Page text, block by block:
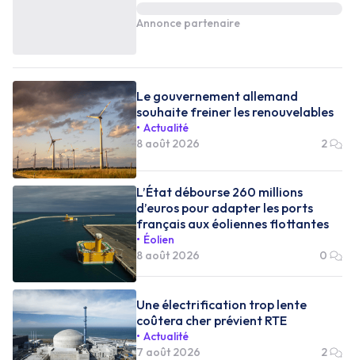
Annonce partenaire
Le gouvernement allemand
souhaite freiner les renouvelables
Actualité
8 août 2026
2
L’État débourse 260 millions
d’euros pour adapter les ports
français aux éoliennes flottantes
Éolien
8 août 2026
0
Une électrification trop lente
coûtera cher prévient RTE
Actualité
7 août 2026
2